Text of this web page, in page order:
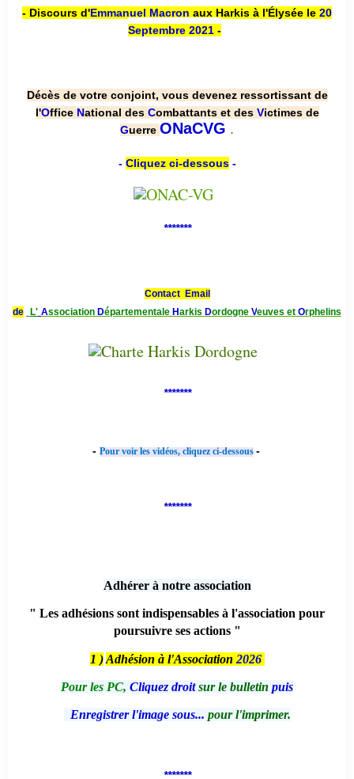
- Discours d'Emmanuel Macron aux Harkis à l'Élysée le 20
Septembre 2021 -
Décès de votre conjoint, vous devenez ressortissant de
l'Office National des Combattants et des Victimes de
Guerre ONaCVG .
- Cliquez ci-dessous-
*******
Contact Email
de
L' Association Départementale Harkis Dordogne Veuves et Orphelins
*******
- Pour voir les vidéos, cliquez ci-dessous -
*******
Adhérer à notre association
" Les adhésions sont indispensables à l'association pour
poursuivre ses actions "
1 ) Adhésion à l'Association 2026
Pour les PC, Cliquez droitsur le bulletin puis
Enregistrer l'image sous... pour l'imprimer.
*******